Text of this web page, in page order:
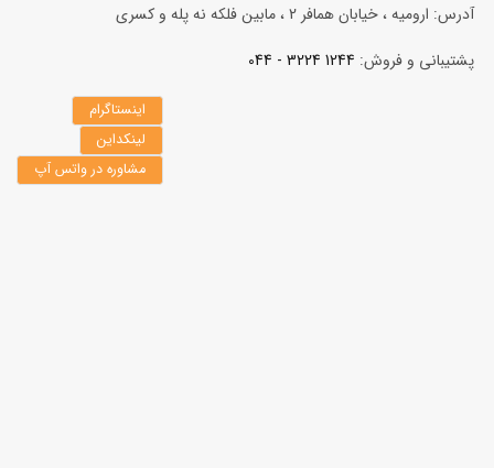
آدرس: ارومیه ، خیابان همافر 2 ، مابين فلكه نه پله و کسری
پشتیبانی و فروش: 1244 3224 - 044
اینستاگرام
لینکداین
مشاوره در واتس آپ